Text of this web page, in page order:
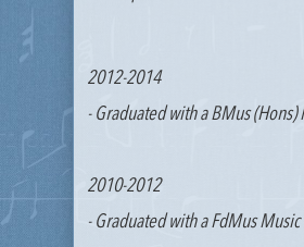
2012-2014
- Graduated with a BMus
2010-2012
- Graduated with a FdMus